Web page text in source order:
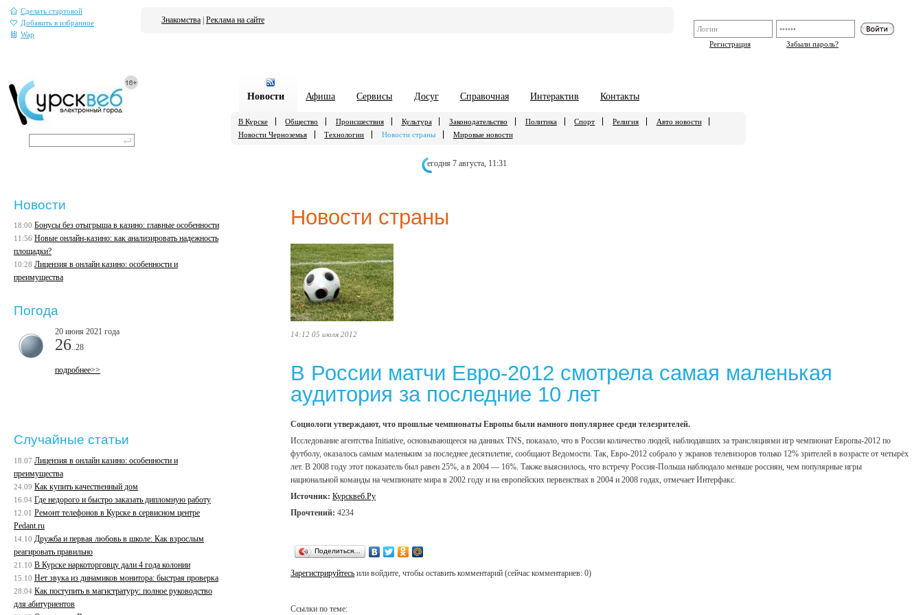
Сделать стартовой
Добавить в избранное
Wap
Регистрация
Забыли пароль?
Знакомства Реклама на сайте
Новости Афиша Сервисы Досуг Справочная Интерактив Контакты
В Курске Общество Происшествия Культура Законодательство Политика Спорт Религия
Авто новости
Новости Черноземья
Технологии Новости страны Мировые новости
егодня 7 августа, 11:31
Новости страны
14:12 05 июля 2012
В России матчи Евро-2012 смотрела самая маленькая
аудитория за последние 10 лет
Социологи утверждают, что прошлые чемпионаты Европы были намного популярнее среди телезрителей.
Исследование агентства Initiative, основывающееся на данных TNS, показало, что в России количество людей, наблюдавших за трансляциями игр чемпионат Европы-2012 по
футболу, оказалось самым маленьким за последнее десятилетие, сообщают Ведомости. Так, Евро-2012 собрало у экранов телевизоров только 12% зрителей в возрасте от четырёх
лет. В 2008 году этот показатель был равен 25%, а в 2004 — 16%. Также выяснилось, что встречу Россия-Польша наблюдало меньше россиян, чем популярные игры
национальной команды на чемпионате мира в 2002 году и на европейских первенствах в 2004 и 2008 годах, отмечает Интерфакс.
Источник: Курсквеб.Ру
Прочтений: 4234
Поделиться…
Зарегистрируйтесь или войдите, чтобы оставить комментарий (сейчас комментариев: 0)
Ссылки по теме:
Новости
18:00 Бонусы без отыгрыша в казино: главные особенности
11:56 Новые онлайн-казино: как анализировать надежность
площадки?
10:28 Лицензия в онлайн казино: особенности и
преимущества
Погода
20 июня 2021 года
26 ..28
подробнее>>
Случайные статьи
18.07 Лицензия в онлайн казино: особенности и
преимущества
24.09 Как купить качественный дом
16.04 Где недорого и быстро заказать дипломную работу
12.01 Ремонт телефонов в Курске в сервисном центре
Pedant.ru
14.10 Дружба и первая любовь в школе: Как взрослым
реагировать правильно
21.10 В Курске наркоторговцу дали 4 года колонии
15.10 Нет звука из динамиков монитора: быстрая проверка
28.04 Как поступить в магистратуру: полное руководство
для абитуриентов